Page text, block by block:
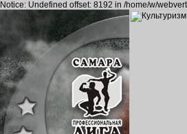
Notice: Undefined offset: 8192 in /home/w/